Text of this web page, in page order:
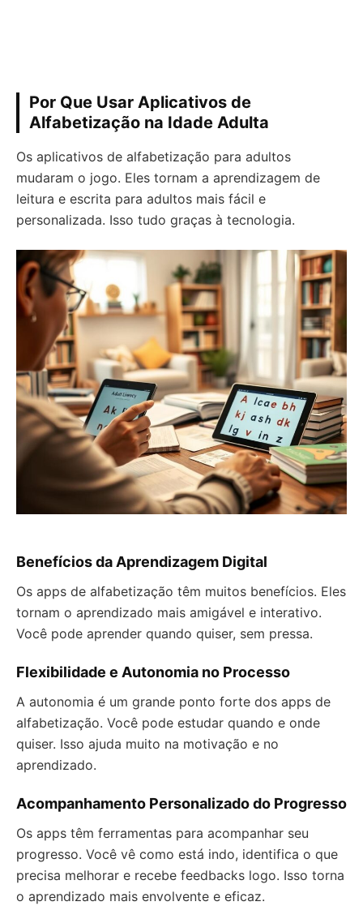
Por Que Usar Aplicativos de
Alfabetização na Idade Adulta
Os aplicativos de alfabetização para adultos
mudaram o jogo. Eles tornam a aprendizagem de
leitura e escrita para adultos mais fácil e
personalizada. Isso tudo graças à tecnologia.
Benefícios da Aprendizagem Digital
Os apps de alfabetização têm muitos benefícios. Eles
tornam o aprendizado mais amigável e interativo.
Você pode aprender quando quiser, sem pressa.
Flexibilidade e Autonomia no Processo
A autonomia é um grande ponto forte dos apps de
alfabetização. Você pode estudar quando e onde
quiser. Isso ajuda muito na motivação e no
aprendizado.
Acompanhamento Personalizado do Progresso
Os apps têm ferramentas para acompanhar seu
progresso. Você vê como está indo, identifica o que
precisa melhorar e recebe feedbacks logo. Isso torna
o aprendizado mais envolvente e eficaz.